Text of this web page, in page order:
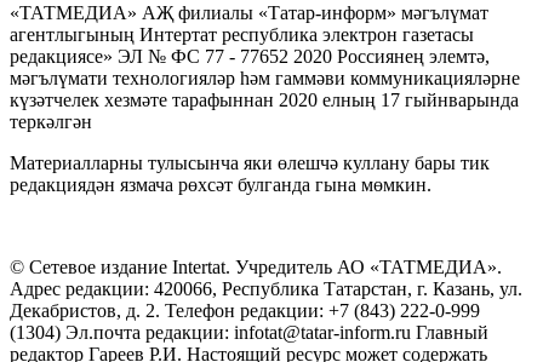
«ТАТМЕДИА» АҖ филиалы «Татар-информ» мәгълүмат
агентлыгының Интертат республика электрон газетасы
редакциясе» ЭЛ № ФС 77 - 77652 2020 Россиянең элемтә,
мәгълүмати технологияләр һәм гаммәви коммуникацияләрне
күзәтчелек хезмәте тарафыннан 2020 елның 17 гыйнварында
теркәлгән
Материалларны тулысынча яки өлешчә куллану бары тик
редакциядән язмача рөхсәт булганда гына мөмкин.
© Сетевое издание Intertat. Учредитель АО «ТАТМЕДИА».
Адрес редакции: 420066, Республика Татарстан, г. Казань, ул.
Декабристов, д. 2. Телефон редакции: +7 (843) 222-0-999
(1304) Эл.почта редакции: infotat@tatar-inform.ru Главный
редактор Гареев Р.И. Настоящий ресурс может содержать